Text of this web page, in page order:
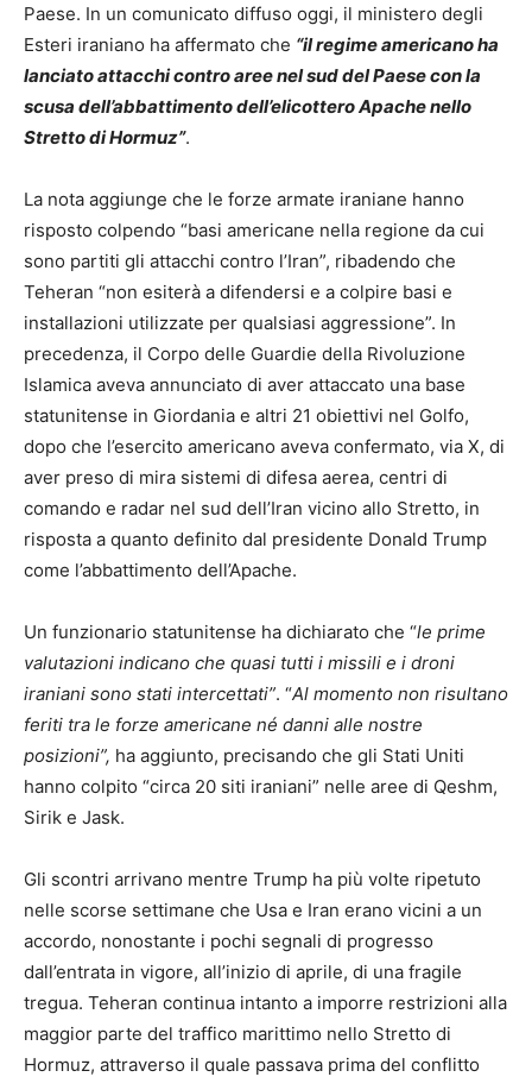
Paese. In un comunicato diffuso oggi, il ministero degli
Esteri iraniano ha affermato che “il regime americano ha
lanciato attacchi contro aree nel sud del Paese con la
scusa dell’abbattimento dell’elicottero Apache nello
Stretto di Hormuz”.
La nota aggiunge che le forze armate iraniane hanno
risposto colpendo “basi americane nella regione da cui
sono partiti gli attacchi contro l’Iran”, ribadendo che
Teheran “non esiterà a difendersi e a colpire basi e
installazioni utilizzate per qualsiasi aggressione”. In
precedenza, il Corpo delle Guardie della Rivoluzione
Islamica aveva annunciato di aver attaccato una base
statunitense in Giordania e altri 21 obiettivi nel Golfo,
dopo che l’esercito americano aveva confermato, via X, di
aver preso di mira sistemi di difesa aerea, centri di
comando e radar nel sud dell’Iran vicino allo Stretto, in
risposta a quanto definito dal presidente Donald Trump
come l’abbattimento dell’Apache.
Un funzionario statunitense ha dichiarato che “le prime
valutazioni indicano che quasi tutti i missili e i droni
iraniani sono stati intercettati”. “Al momento non risultano
feriti tra le forze americane né danni alle nostre
posizioni”, ha aggiunto, precisando che gli Stati Uniti
hanno colpito “circa 20 siti iraniani” nelle aree di Qeshm,
Sirik e Jask.
Gli scontri arrivano mentre Trump ha più volte ripetuto
nelle scorse settimane che Usa e Iran erano vicini a un
accordo, nonostante i pochi segnali di progresso
dall’entrata in vigore, all’inizio di aprile, di una fragile
tregua. Teheran continua intanto a imporre restrizioni alla
maggior parte del traffico marittimo nello Stretto di
Hormuz, attraverso il quale passava prima del conflitto